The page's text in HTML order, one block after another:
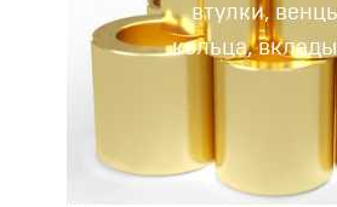
втулки,
кольца,